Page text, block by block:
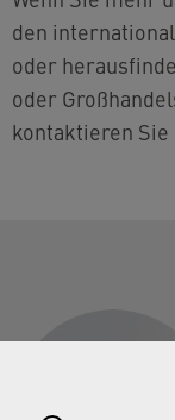
den
oder
oder
kontaktieren Sie